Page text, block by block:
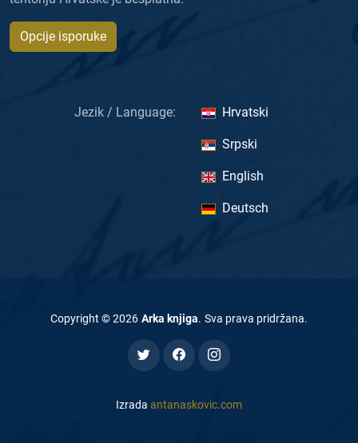
Opcije isporuke
Jezik / Language: Hrvatski
Srpski
English
Deutsch
Copyright ©2026 Arka knjiga. Sva prava pridržana.
Izrada antanaskovic.com